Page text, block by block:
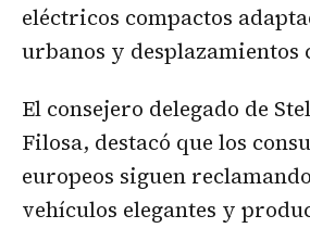
eléctricos compactos
urbanos y desplazamientos
El consejero delegado de
Filosa, destacó que los
europeos siguen
vehículos elegantes y